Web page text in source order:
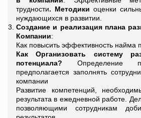
трудности. Методики оценки
нуждающихся в развитии.
Создание и реализация плана
Компании:
Как повысить эффективность найма
Как Организовать систему
потенциала? Определение
предполагается заполнять
компании
Развитие компетенций,
результата в ежедневной работе.
позволяющими сотрудникам